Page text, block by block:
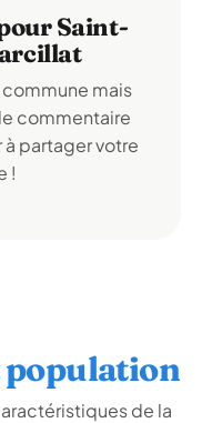
Saint-
mais
commentaire
partager votre
!
population
de la